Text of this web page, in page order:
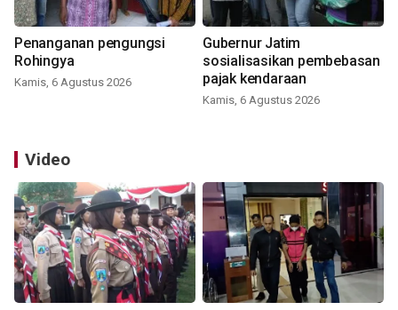
Penanganan pengungsi
Rohingya
Kamis, 6 Agustus 2026
Gubernur Jatim
sosialisasikan pembebasan
pajak kendaraan
Kamis, 6 Agustus 2026
Video